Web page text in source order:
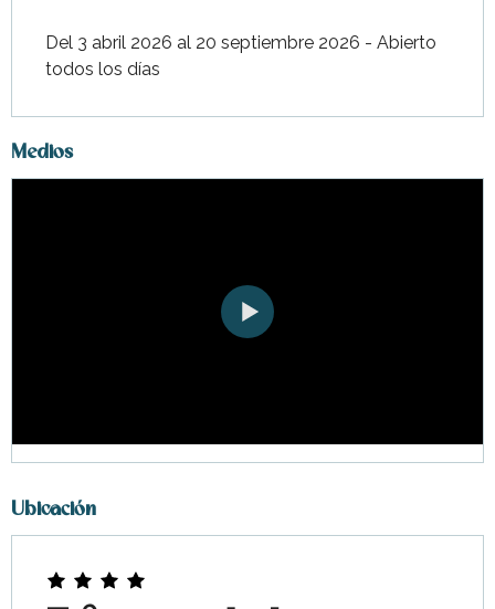
Del 3 abril 2026 al 20 septiembre 2026 - Abierto
todos los días
Medios
Ubicación